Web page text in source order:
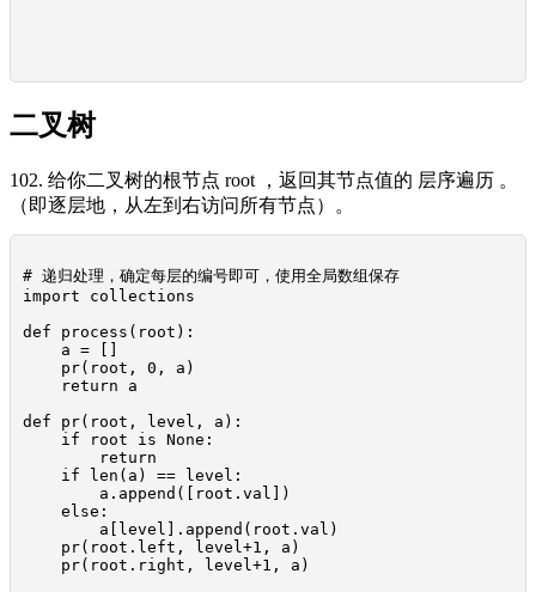
二叉树
102. 给你二叉树的根节点 root ，返回其节点值的 层序遍历 。
（即逐层地，从左到右访问所有节点）。
# 递归处理，确定每层的编号即可，使用全局数组保存
import collections
def process(root):
    a = []
    pr(root, 0, a)
    return a
def pr(root, level, a):
    if root is None:
        return
    if len(a) == level:
        a.append([root.val])
    else:
        a[level].append(root.val)
    pr(root.left, level+1, a)
    pr(root.right, level+1, a)